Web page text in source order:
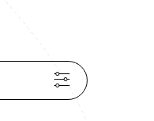
leur départ comme les
Passé
visite prend tout son